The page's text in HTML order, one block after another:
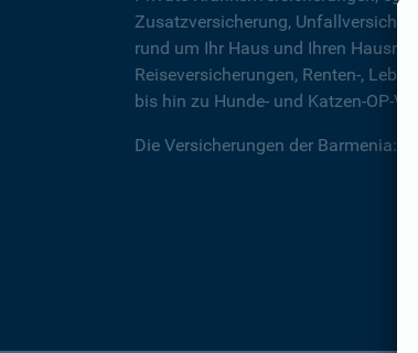
Zusatzversicherung,
rund um Ihr Haus und Ihren
Reiseversicherungen, Renten-,
bis hin zu Hunde- und Katzen-OP-
Die Versicherungen der Barmenia: